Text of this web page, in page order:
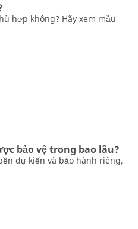
hợp không? Hãy xem mẫu
bảo vệ trong bao lâu?
dự kiến và bảo hành riêng,